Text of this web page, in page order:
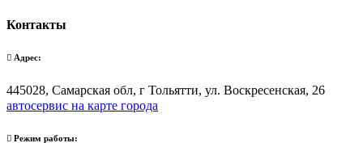
Контакты
Адрес:
445028, Самарская обл, г Тольятти, ул. Воскресенская, 26
автосервис на карте города
Режим работы: